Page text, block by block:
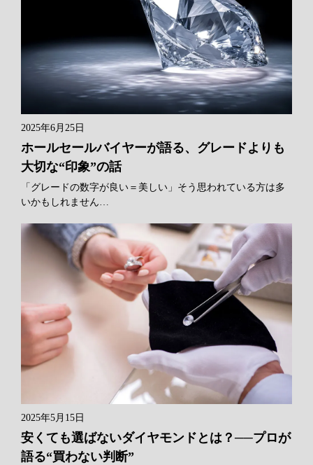
2025年6月25日
ホールセールバイヤーが語る、グレードよりも
大切な“印象”の話
「グレードの数字が良い＝美しい」そう思われている方は多
いかもしれません…
2025年5月15日
安くても選ばないダイヤモンドとは？──プロが
語る“買わない判断”